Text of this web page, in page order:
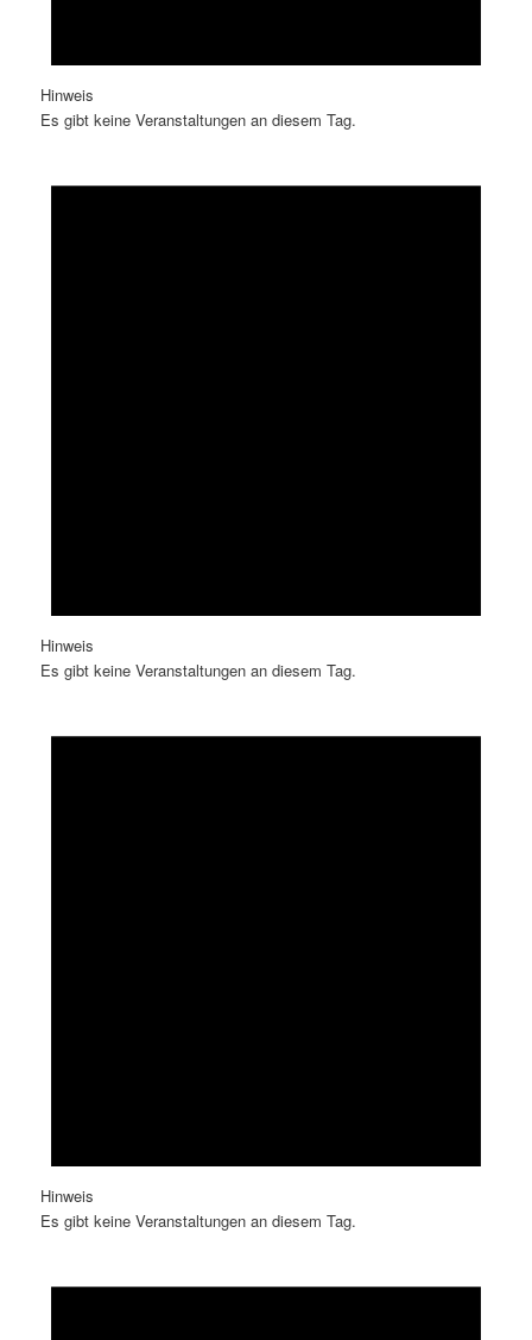
Hinweis
Es gibt keine Veranstaltungen an diesem Tag.
Hinweis
Es gibt keine Veranstaltungen an diesem Tag.
Hinweis
Es gibt keine Veranstaltungen an diesem Tag.